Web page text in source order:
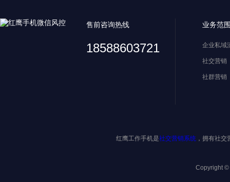
售前咨询热线
18588603721
业务范
企业私域
社交营销
社群营销
红鹰工作手机是社交营销系统 ，拥有社
Copyright ©